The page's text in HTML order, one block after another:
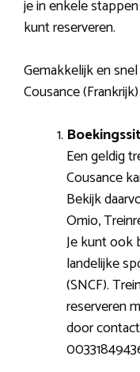
je in enkele
kunt reserveren.
Gemakkelijk en
Cousance (Frankrijk)
Een geldig
Cousance
Bekijk
Omio,
Je kunt ook
landelijke
(SNCF).
reserveren
door